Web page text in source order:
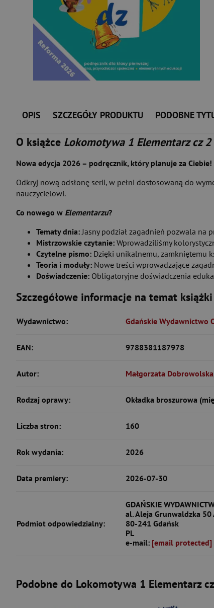
OPIS SZCZEGÓŁY PRODUKTU PODOBNE
O książce Lokomotywa 1 Elementarz cz
Nowa edycja 2026 – podręcznik, który planuje za Ciebie!
Odkryj nową odsłonę serii, w pełni dostosowaną do
nauczycielowi.
Co nowego w Elementarzu?
Tematy dnia:Jasny podział zagadnień pozwala na
Mistrzowskie czytanie: Wprowadziliśmy
Czytelne pismo: Dzięki unikalnemu, zamkniętemu
Teoria i moduły: Nowe treści wprowadzające
Doświadczenie: Obligatoryjne doświadczenia
Szczegółowe informacje na temat książki
Wydawnictwo: Gdańskie Wydawnictwo
EAN: 9788381187978
Autor: Małgorzata Dobrowolska
Rodzaj oprawy: Okładka broszurowa
Liczba stron: 160
Rok wydania: 2026
Data premiery: 2026-07-30
Podmiot odpowiedzialny:
GDAŃSKIE
al. Aleja Grunwaldzka 50
80-241 Gdańsk
PL
e-mail: [email protected]
Podobne do Lokomotywa 1 Elementarz